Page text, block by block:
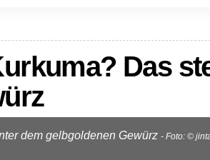
Das
dem gelbgoldenen Gewürz - Foto: ©